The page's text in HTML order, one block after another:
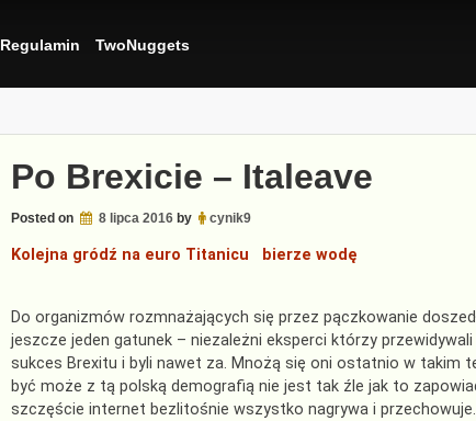
Regulamin TwoNuggets
Po Brexicie – Italeave
Posted on 8 lipca 2016by cynik9
Kolejna gródź na euro Titanicu bierze wodę
Do organizmów rozmnażających się przez pączkowanie
jeszcze jeden gatunek – niezależni eksperci którzy
sukces Brexitu i byli nawet za. Mnożą się oni ostatnio w takim
być może z tą polską demografią nie jest tak źle jak to
szczęście internet bezlitośnie wszystko nagrywa i